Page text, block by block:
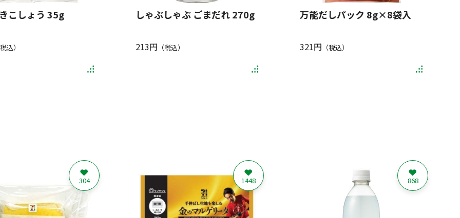
こしょう 35g
込）
しゃぶしゃぶ ごまだれ 270g
213円 （税込）
万能だしパック 8g×8袋入
321円 （税込）
304 1448 868